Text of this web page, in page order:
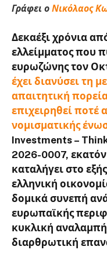
Γράφει ο Νικόλαος
Δεκαέξι χρόνια
ελλείμματος που
ευρωζώνης τον
έχει διανύσει τη
απαιτητική
επιχειρηθεί ποτέ
νομισματικής
Investments –
2026-0007,
καταλήγει στο
ελληνική
δομικά συνεπή
ευρωπαϊκής
κυκλική
διαρθρωτική